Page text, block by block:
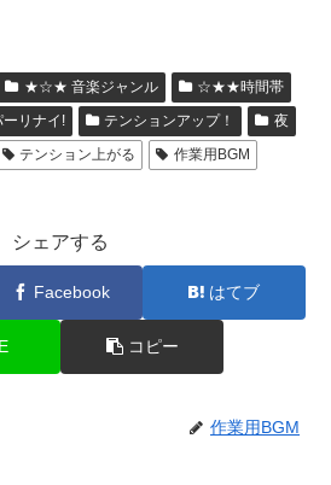
★☆★ 音楽ジャンル
☆★★時間帯
リナイ! テンションアップ！
夜
テンション上がる
作業用BGM
シェアする
Facebook はてブ
コピー
作業用BGM